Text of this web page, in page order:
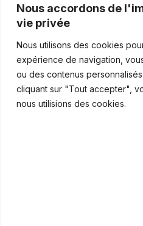
Nous accordons de
vie privée
Nous utilisons des cookies
expérience de navigation,
ou des contenus
cliquant sur "Tout accepter",
nous utilisions des cookies.
Tournois casino : comprendre
Les paiements numériques
Bonus de bienvenue en France
Casinos iPhone en France :
Monter en compétences